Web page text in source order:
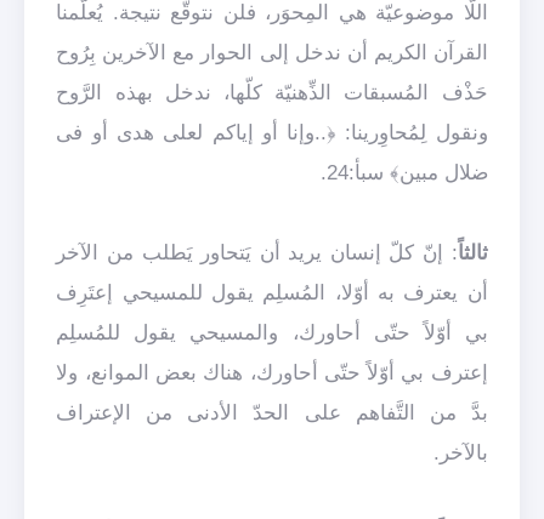
اللّا موضوعيّة هي المِحوَر، فلن نتوقَّع نتيجة. يُعلّمنا
القرآن الكريم أن ندخل إلى الحوار مع الآخرين بِرُوح
حَذْف المُسبقات الذِّهنيّة كلّها، ندخل بهذه الرَّوح
ونقول لِمُحاوِرينا: ﴿..وإنا أو إياكم لعلى هدى أو فى
ضلال مبين﴾ سبأ:24.
ثالثاً: إنّ كلّ إنسان يريد أن يَتحاور يَطلب من الآخر
أن يعترف به أوّلا، المُسلِم يقول للمسيحي إعتَرِف
بي أوّلاً حتّى أحاورك، والمسيحي يقول للمُسلِم
إعترف بي أوّلاً حتّى أحاورك، هناك بعض الموانع، ولا
بدَّ من التَّفاهم على الحدّ الأدنى من الإعتراف
بالآخر.